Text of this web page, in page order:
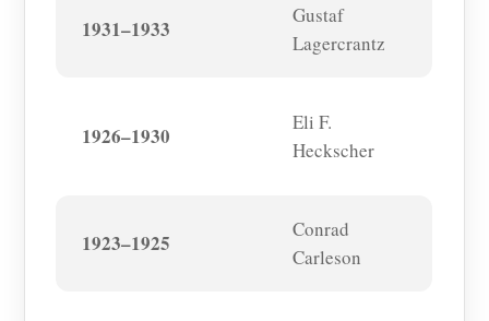
1931–1933
Gustaf
Lagercrantz
1926–1930
Eli F.
Heckscher
1923–1925
Conrad
Carleson